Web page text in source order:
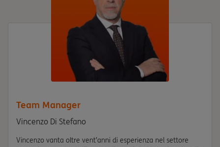
Team Manager
Vincenzo Di Stefano
Vincenzo vanta oltre vent’anni di esperienza nel settore